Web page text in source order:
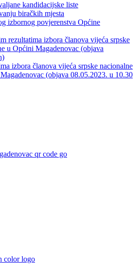
kandidacijske liste
biračkih mjesta
izbornog povjerenstva Općine
rezultatima izbora članova vijeća srpske
u Općini Magadenovac (objava
izbora članova vijeća srpske nacionalne
(objava 08.05.2023. u 10.30